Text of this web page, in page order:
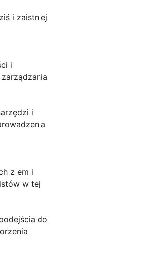
i zaistniej
i
i
z em i
w tej
do